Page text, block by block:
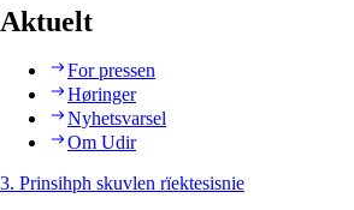
Aktuelt
For pressen
Høringer
Nyhetsvarsel
Om Udir
3. Prinsihph skuvlen rïektesisnie